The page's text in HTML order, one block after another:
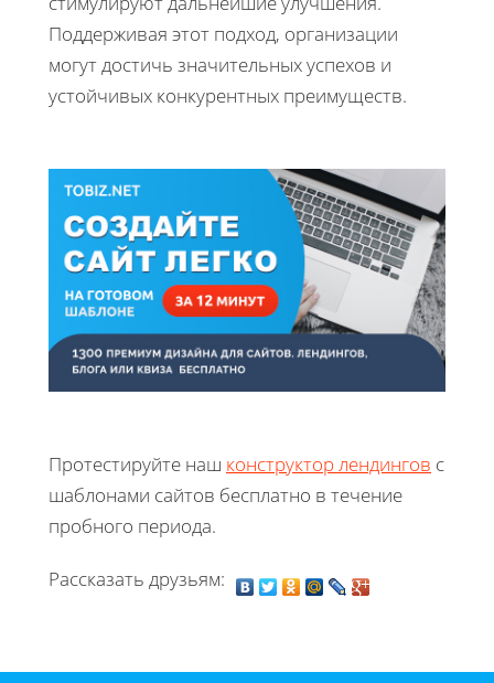
Поддерживая этот подход, организации
могут достичь значительных успехов и
устойчивых конкурентных преимуществ.
Протестируйте наш конструктор лендингов с
шаблонами сайтов бесплатно в течение
пробного периода.
Рассказать друзьям: